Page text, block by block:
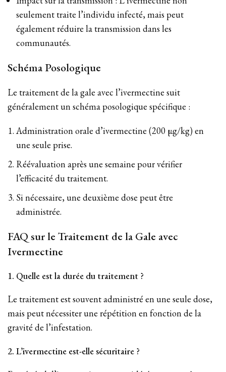
seulement traite l’individu infecté, mais peut
également réduire la transmission dans les
communautés.
Schéma Posologique
Le traitement de la gale avec l’ivermectine suit
généralement un schéma posologique spécifique :
Administration orale d’ivermectine (200 µg/kg) en
une seule prise.
Réévaluation après une semaine pour vérifier
l’efficacité du traitement.
Si nécessaire, une deuxième dose peut être
administrée.
FAQ sur le Traitement de la Gale avec
Ivermectine
1. Quelle est la durée du traitement ?
Le traitement est souvent administré en une seule dose,
mais peut nécessiter une répétition en fonction de la
gravité de l’infestation.
2. L’ivermectine est-elle sécuritaire ?